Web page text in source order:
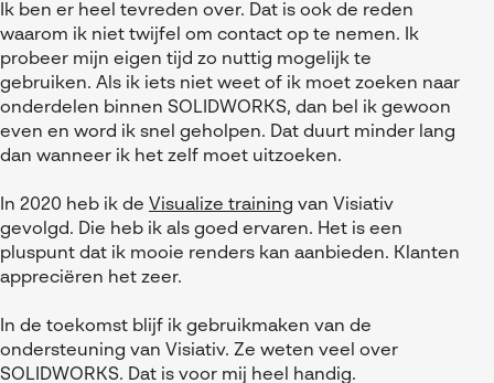
Ik ben er heel tevreden over. Dat is ook de reden
waarom ik niet twijfel om contact op te nemen. Ik
probeer mijn eigen tijd zo nuttig mogelijk te
gebruiken. Als ik iets niet weet of ik moet zoeken naar
onderdelen binnen SOLIDWORKS, dan bel ik gewoon
even en word ik snel geholpen. Dat duurt minder lang
dan wanneer ik het zelf moet uitzoeken.
In 2020 heb ik de Visualize training van Visiativ
gevolgd. Die heb ik als goed ervaren. Het is een
pluspunt dat ik mooie renders kan aanbieden. Klanten
appreciëren het zeer.
In de toekomst blijf ik gebruikmaken van de
ondersteuning van Visiativ. Ze weten veel over
SOLIDWORKS. Dat is voor mij heel handig.